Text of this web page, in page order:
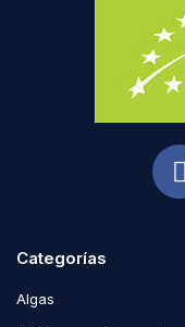
Categorías
Algas